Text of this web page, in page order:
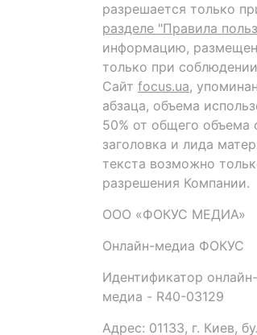
разрешается только
разделе "Правила
информацию,
только при
Сайт focus.ua,
абзаца, объема
50% от общего объема
заголовка и лида
текста возможно
разрешения Компании.
ООО «ФОКУС МЕДИА»
Онлайн-медиа ФОКУС
Идентификатор
медиа - R40-03129
Адрес: 01133, г. Киев,